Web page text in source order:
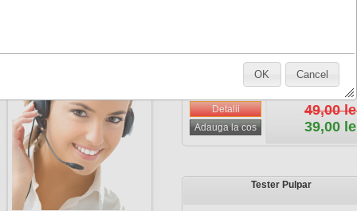
asigura o extractie dentara
49,00
39,00
Tester Pulpar
OK Cancel